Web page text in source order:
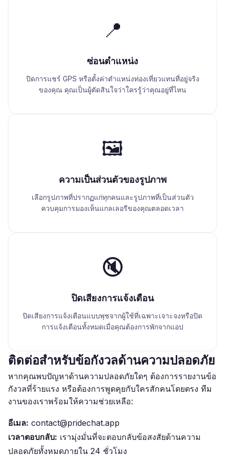
📍
ซ่อนตำแหน่ง
ปิดการแชร์ GPS หรือตั้งค่าตำแหน่งท่องเที่ยวแทนที่อยู่จริง
ของคุณ คุณเป็นผู้ตัดสินใจว่าใครรู้ว่าคุณอยู่ที่ไหน
🖼️
ความเป็นส่วนตัวของรูปภาพ
เลือกรูปภาพที่ปรากฏแก่ทุกคนและรูปภาพที่เป็นส่วนตัว
ควบคุมการมองเห็นแกลเลอรีของคุณตลอดเวลา
🔇
ปิดเสียงการแจ้งเตือน
ปิดเสียงการแจ้งเตือนแบบพุชจากผู้ใช้ที่เฉพาะเจาะจงหรือปิด
การแจ้งเตือนทั้งหมดเมื่อคุณต้องการพักจากแอป
ติดต่อสำหรับข้อกังวลด้านความปลอดภัย
หากคุณพบปัญหาด้านความปลอดภัยใดๆ ต้องการรายงานข้อ
กังวลที่ร้ายแรง หรือต้องการพูดคุยกับใครสักคนโดยตรง ทีม
งานของเราพร้อมให้ความช่วยเหลือ:
อีเมล: contact@pridechat.app
เวลาตอบกลับ: เรามุ่งมั่นที่จะตอบกลับข้อสงสัยด้านความ
ปลอดภัยทั้งหมดภายใน 24 ชั่วโมง